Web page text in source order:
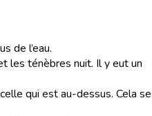
de l’eau.
les ténèbres nuit. Il y eut un
qui est au-dessus. Cela se